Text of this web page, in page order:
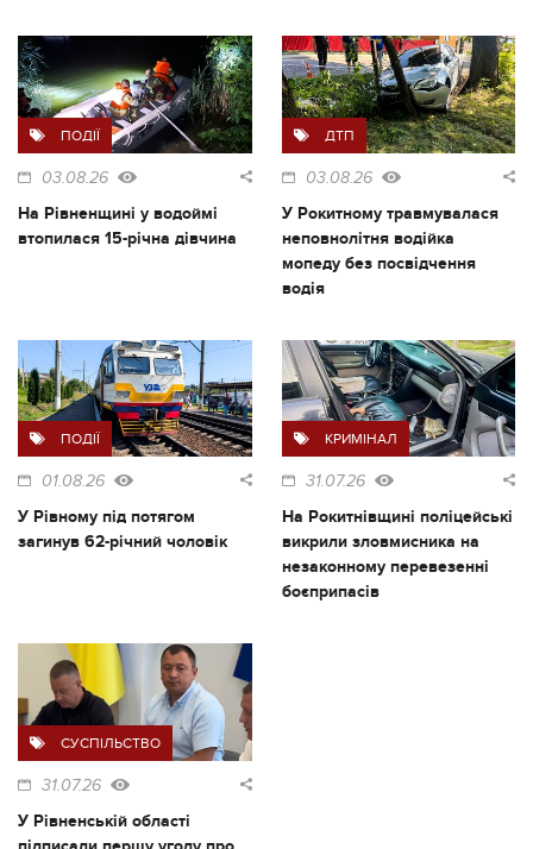
ПОДІЇ
03.08.26
На Рівненщині у водоймі
втопилася 15-річна дівчина
ДТП
03.08.26
У Рокитному травмувалася
неповнолітня водійка
мопеду без посвідчення
водія
ПОДІЇ
01.08.26
У Рівному під потягом
загинув 62-річний чоловік
КРИМІНАЛ
31.07.26
На Рокитнівщині поліцейські
викрили зловмисника на
незаконному перевезенні
боєприпасів
СУСПІЛЬСТВО
31.07.26
У Рівненській області